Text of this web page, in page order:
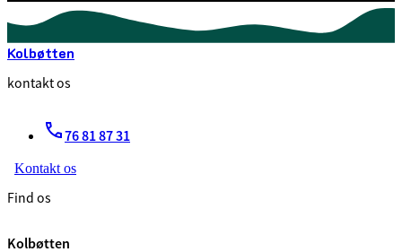
Kolbøtten
kontakt os
76 81 87 31
Kontakt os
Find os
Kolbøtten